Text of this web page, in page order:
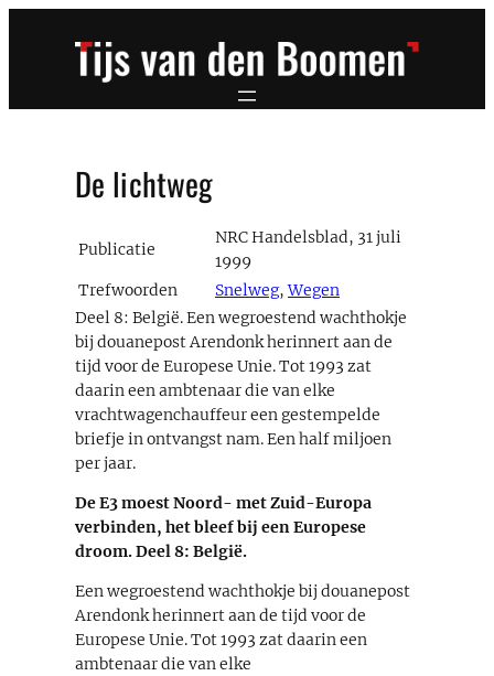
De lichtweg
Publicatie
NRC Handelsblad, 31 juli
1999
Trefwoorden
Snelweg,Wegen
Deel 8: België. Een wegroestend wachthokje
bij douanepost Arendonk herinnert aan de
tijd voor de Europese Unie. Tot 1993 zat
daarin een ambtenaar die van elke
vrachtwagenchauffeur een gestempelde
briefje in ontvangst nam. Een half miljoen
per jaar.
De E3 moest Noord- met Zuid-Europa
verbinden, het bleef bij een Europese
droom. Deel 8: België.
Een wegroestend wachthokje bij douanepost
Arendonk herinnert aan de tijd voor de
Europese Unie. Tot 1993 zat daarin een
ambtenaar die van elke